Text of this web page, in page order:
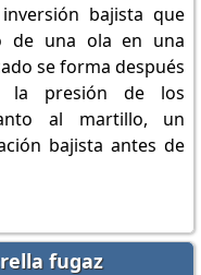
bajista que
de una ola en una
se forma después
la presión de los
al martillo, un
bajista antes de
fugaz